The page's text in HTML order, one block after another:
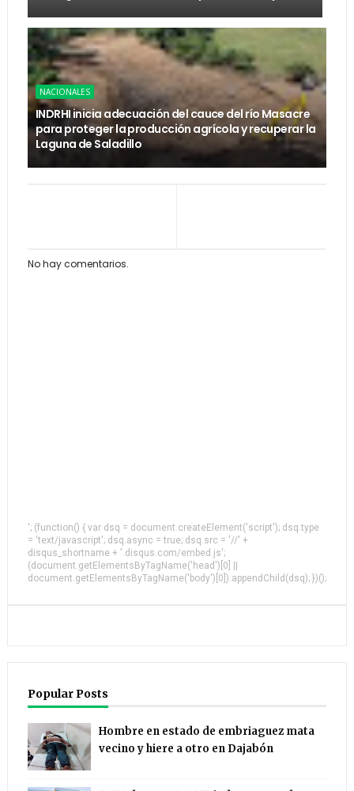
NACIONALES
INDRHI inicia adecuación del cauce del río Masacre
para proteger la producción agrícola y recuperar la
Laguna de Saladillo
No hay comentarios.
'; (function() { var dsq = document.createElement('script'); dsq.type
= 'text/javascript'; dsq.async = true; dsq.src = '//' +
disqus_shortname + '.disqus.com/embed.js';
(document.getElementsByTagName('head')[0] ||
document.getElementsByTagName('body')[0]).appendChild(dsq); })();
Popular Posts
Hombre en estado de embriaguez mata
vecino y hiere a otro en Dajabón